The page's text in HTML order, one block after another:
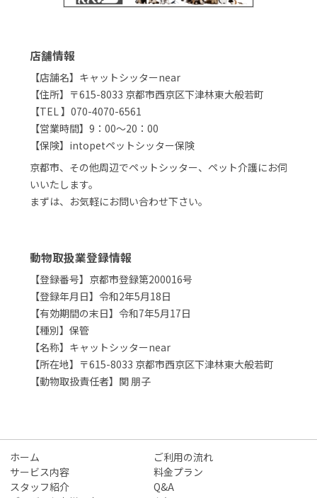
店舗情報
【店舗名】キャットシッターnear
【住所】〒615-8033 京都市西京区下津林東大般若町
【TEL 】070-4070-6561
【営業時間】9：00～20：00
【保険】intopetペットシッター保険
京都市、その他周辺でペットシッター、ペット介護にお伺
いいたします。
まずは、お気軽にお問い合わせ下さい。
動物取扱業登録情報
【登録番号】京都市登録第200016号
【登録年月日】令和2年5月18日
【有効期間の末日】令和7年5月17日
【種別】保管
【名称】キャットシッターnear
【所在地】〒615-8033 京都市西京区下津林東大般若町
【動物取扱責任者】関 朋子
ホーム
ご利用の流れ
サービス内容
料金プラン
スタッフ紹介
Q&A